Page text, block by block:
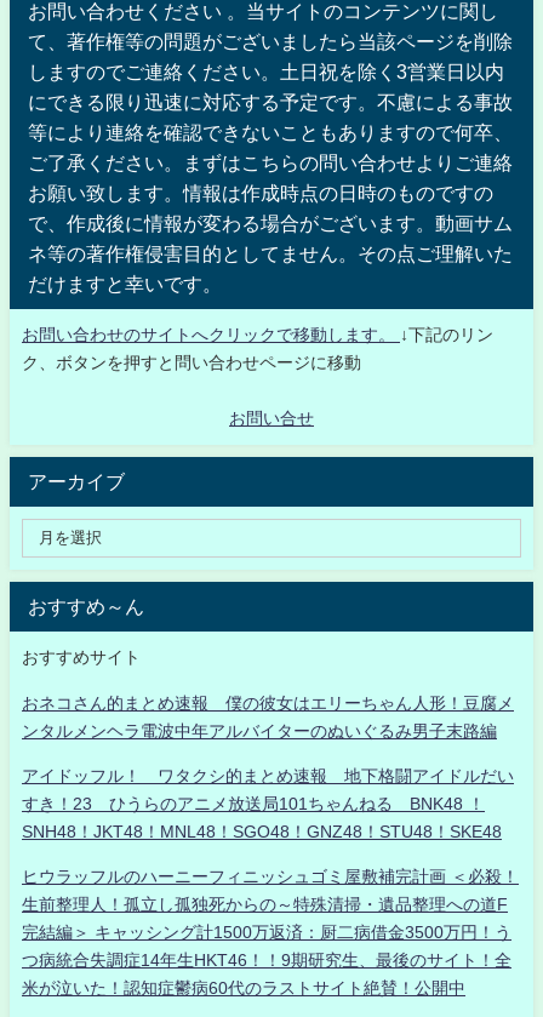
お問い合わせください 。当サイトのコンテンツに関し
て、著作権等の問題がございましたら当該ページを削除
しますのでご連絡ください。土日祝を除く3営業日以内
にできる限り迅速に対応する予定です。不慮による事故
等により連絡を確認できないこともありますので何卒、
ご了承ください。まずはこちらの問い合わせよりご連絡
お願い致します。情報は作成時点の日時のものですの
で、作成後に情報が変わる場合がございます。動画サム
ネ等の著作権侵害目的としてません。その点ご理解いた
だけますと幸いです。
お問い合わせのサイトへクリックで移動します。
↓下記のリン
ク、ボタンを押すと問い合わせページに移動
お問い合せ
アーカイブ
おすすめ～ん
おすすめサイト
おネコさん的まとめ速報 僕の彼女はエリーちゃん人形！豆腐メ
ンタルメンヘラ電波中年アルバイターのぬいぐるみ男子末路編
アイドッフル！ ワタクシ的まとめ速報 地下格闘アイドルだい
すき！23 ひうらのアニメ放送局101ちゃんねる BNK48 ！
SNH48！JKT48！MNL48！SGO48！GNZ48！STU48！SKE48
ヒウラッフルのハーニーフィニッシュゴミ屋敷補完計画 ＜必殺！
生前整理人！孤立し孤独死からの～特殊清掃・遺品整理への道F
完結編＞ キャッシング計1500万返済：厨二病借金3500万円！う
つ病統合失調症14年生HKT46！！9期研究生、最後のサイト！全
米が泣いた！認知症鬱病60代のラストサイト絶賛！公開中